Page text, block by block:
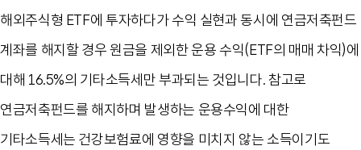
해외주식형 ETF에 투자하다가 수익 실현과 동시에 연금저축펀드
계좌를 해지할 경우 원금을 제외한 운용 수익(ETF의 매매 차익)에
대해 16.5%의 기타소득세만 부과되는 것입니다.참고로
연금저축펀드를 해지하며 발생하는 운용수익에 대한
기타소득세는 건강보험료에 영향을 미치지 않는 소득이기도